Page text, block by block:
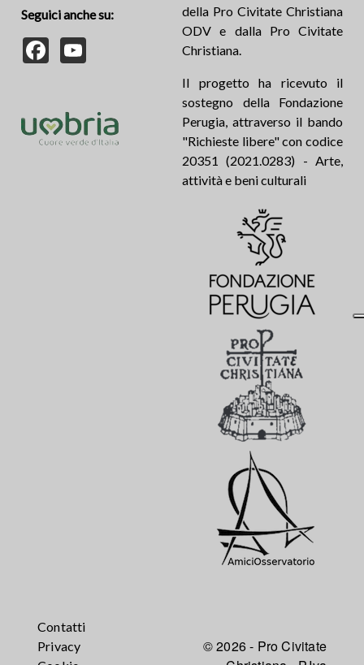
Seguici anche su:
Facebook
della Pro Civitate Christiana
ODV e dalla Pro Civitate
Christiana.
Il progetto ha ricevuto il
sostegno della Fondazione
Perugia, attraverso il bando
"Richieste libere" con codice
20351 (2021.0283) - Arte,
attività e beni culturali
Contatti
Privacy
© 2026 - Pro Civitate